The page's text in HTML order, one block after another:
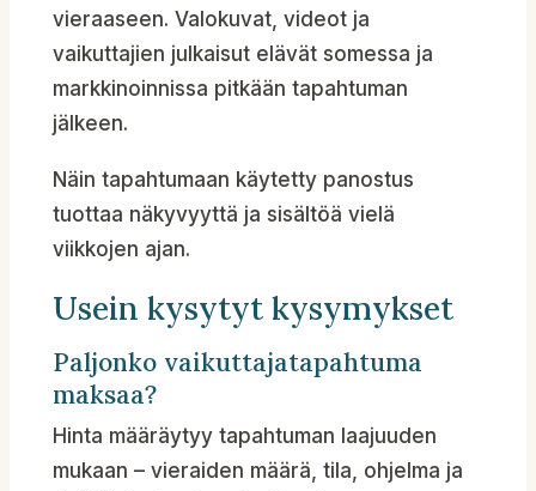
vieraaseen. Valokuvat, videot ja
vaikuttajien julkaisut elävät somessa ja
markkinoinnissa pitkään tapahtuman
jälkeen.
Näin tapahtumaan käytetty panostus
tuottaa näkyvyyttä ja sisältöä vielä
viikkojen ajan.
Usein kysytyt kysymykset
Paljonko vaikuttajatapahtuma
maksaa?
Hinta määräytyy tapahtuman laajuuden
mukaan – vieraiden määrä, tila, ohjelma ja